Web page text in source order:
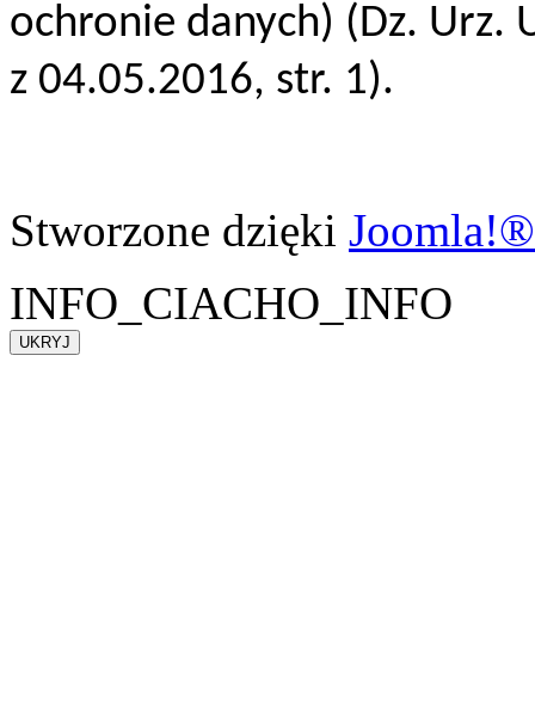
ochronie danych) (Dz. Urz.
z 04.05.2016, str. 1).
Stworzone dzięki Joomla!®
INFO_CIACHO_INFO